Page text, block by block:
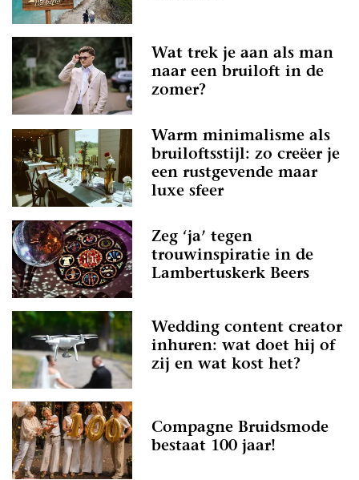
Wat trek je aan als man
naar een bruiloft in de
zomer?
Warm minimalisme als
bruiloftsstijl: zo creëer je
een rustgevende maar
luxe sfeer
Zeg ‘ja’ tegen
trouwinspiratie in de
Lambertuskerk Beers
Wedding content creator
inhuren: wat doet hij of
zij en wat kost het?
Compagne Bruidsmode
bestaat 100 jaar!